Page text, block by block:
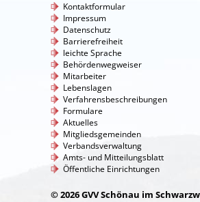
Kontaktformular
Impressum
Datenschutz
Barrierefreiheit
leichte Sprache
Behördenwegweiser
Mitarbeiter
Lebenslagen
Verfahrensbeschreibungen
Formulare
Aktuelles
Mitgliedsgemeinden
Verbandsverwaltung
Amts- und Mitteilungsblatt
Öffentliche Einrichtungen
© 2026 GVV Schönau im